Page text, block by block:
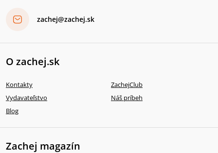
zachej@zachej.sk
O zachej.sk
Kontakty
ZachejClub
Vydavateľstvo
Náš príbeh
Blog
Zachej magazín